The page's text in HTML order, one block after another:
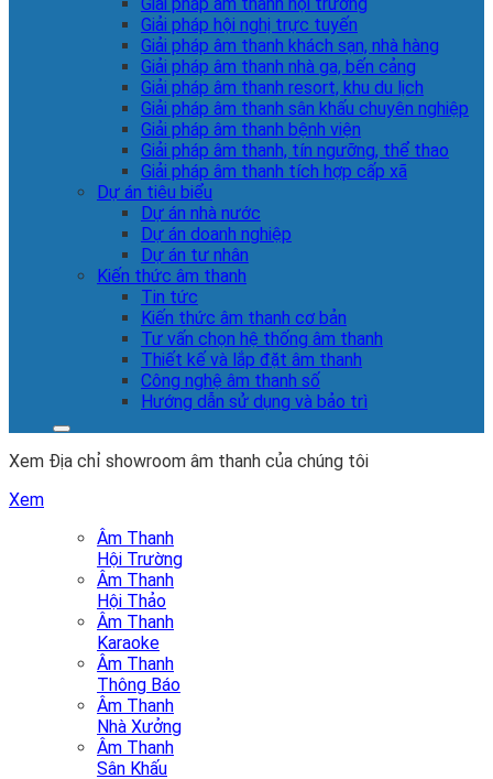
Giải pháp hội nghị trực tuyến
Giải pháp âm thanh khách sạn, nhà hàng
Giải pháp âm thanh nhà ga, bến cảng
Giải pháp âm thanh resort, khu du lịch
Giải pháp âm thanh sân khấu chuyên nghiệp
Giải pháp âm thanh bệnh viện
Giải pháp âm thanh, tín ngưỡng, thể thao
Giải pháp âm thanh tích hợp cấp xã
Dự án tiêu biểu
Dự án nhà nước
Dự án doanh nghiệp
Dự án tư nhân
Kiến thức âm thanh
Tin tức
Kiến thức âm thanh cơ bản
Tư vấn chọn hệ thống âm thanh
Thiết kế và lắp đặt âm thanh
Công nghệ âm thanh số
Hướng dẫn sử dụng và bảo trì
Xem Địa chỉ showroom âm thanh của chúng tôi
Xem
Âm Thanh
Hội Trường
Âm Thanh
Hội Thảo
Âm Thanh
Karaoke
Âm Thanh
Thông Báo
Âm Thanh
Nhà Xưởng
Âm Thanh
Sân Khấu